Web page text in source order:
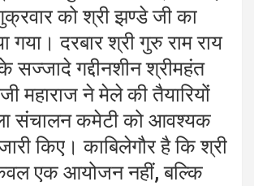
को श्री झण्डे जी का
गया। दरबार श्री गुरु राम राय
सज्जादे गद्दीनशीन श्रीमहंत
महाराज ने मेले की तैयारियों
संचालन कमेटी को आवश्यक
किए। काबिलेगौर है कि श्री
एक आयोजन नहीं, बल्कि